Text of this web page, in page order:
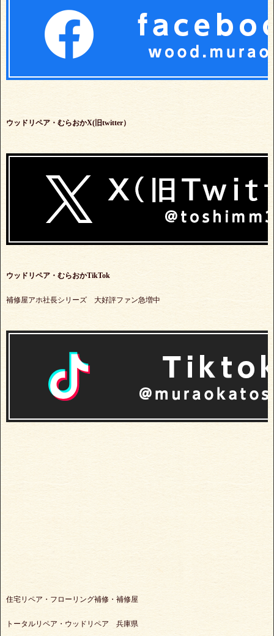
ウッドリペア・むらおかX(旧twitter）
ウッドリペア・むらおかTikTok
補修屋アホ社長シリーズ 大好評ファン急増中
住宅リペア・フローリング補修・補修屋
トータルリペア・ウッドリペア 兵庫県